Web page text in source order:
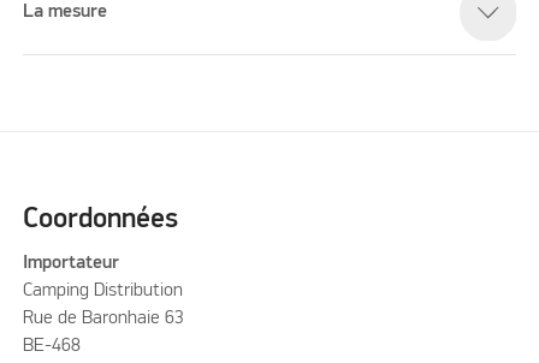
La mesure
Coordonnées
Importateur
Camping Distribution
Rue de Baronhaie 63
BE-468